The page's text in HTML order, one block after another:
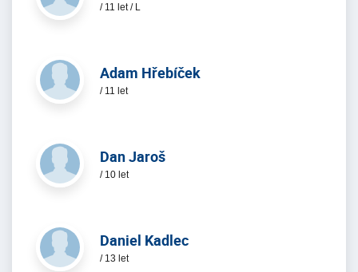
/ 11 let / L
Adam Hřebíček
/ 11 let
Dan Jaroš
/ 10 let
Daniel Kadlec
/ 13 let